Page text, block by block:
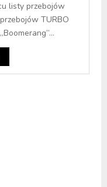
listy przebojów
TURBO